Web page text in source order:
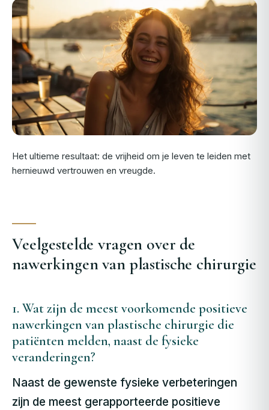
Het ultieme resultaat: de vrijheid om je leven te leiden met
hernieuwd vertrouwen en vreugde.
Veelgestelde vragen over de
nawerkingen van plastische chirurgie
1. Wat zijn de meest voorkomende positieve
nawerkingen van plastische chirurgie die
patiënten melden, naast de fysieke
veranderingen?
Naast de gewenste fysieke verbeteringen
zijn de meest gerapporteerde positieve